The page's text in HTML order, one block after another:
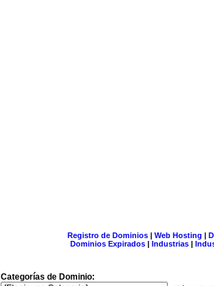
Registro de Dominios| Web Hosting |
Dominios Expirados | Industrias |
Categorías de Dominio: